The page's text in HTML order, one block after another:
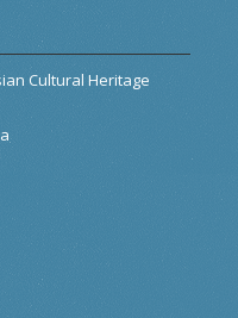
Cultural Heritage